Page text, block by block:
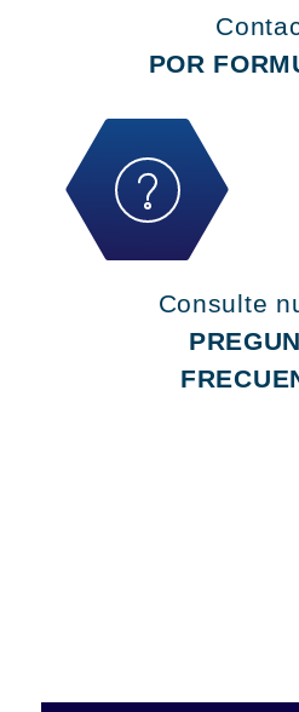
POR
Consulte